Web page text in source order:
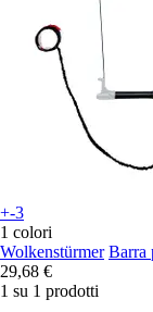
+-3
1 colori
Wolkenstürmer Barra
29,68 €
1 su 1 prodotti